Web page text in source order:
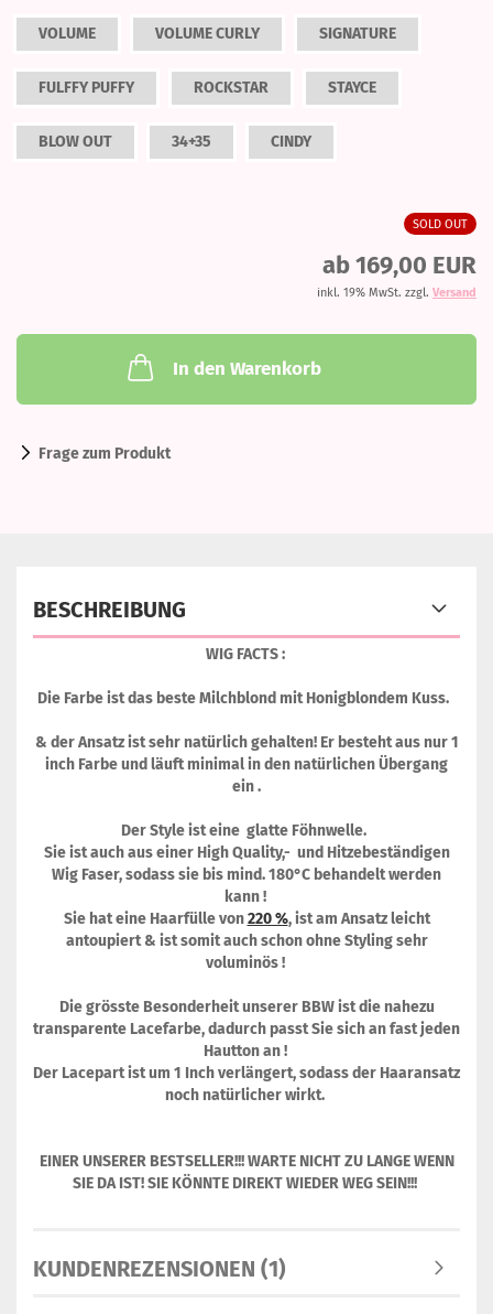
VOLUME VOLUME CURLY SIGNATURE
FULFFY PUFFY ROCKSTAR STAYCE
BLOW OUT 34+35 CINDY
SOLD OUT
ab 169,00 EUR
inkl. 19% MwSt. zzgl. Versand
In den Warenkorb
Frage zum Produkt
BESCHREIBUNG
WIG FACTS :
Die Farbe ist das beste Milchblond mit Honigblondem Kuss.
& der Ansatz ist sehr natürlich gehalten! Er besteht aus nur 1
inch Farbe und läuft minimal in den natürlichen Übergang
ein .
Der Style ist eine glatte Föhnwelle.
Sie ist auch aus einer High Quality,- und Hitzebeständigen
Wig Faser, sodass sie bis mind. 180°C behandelt werden
kann !
Sie hat eine Haarfülle von220 %, ist am Ansatz leicht
antoupiert & ist somit auch schon ohne Styling sehr
voluminös !
Die grösste Besonderheit unserer BBW ist die nahezu
transparente Lacefarbe, dadurch passt Sie sich an fast jeden
Hautton an !
Der Lacepart ist um 1 Inch verlängert, sodass der Haaransatz
noch natürlicher wirkt.
EINER UNSERER BESTSELLER!!! WARTE NICHT ZU LANGE WENN
SIE DA IST! SIE KÖNNTE DIREKT WIEDER WEG SEIN!!!
KUNDENREZENSIONEN (1)